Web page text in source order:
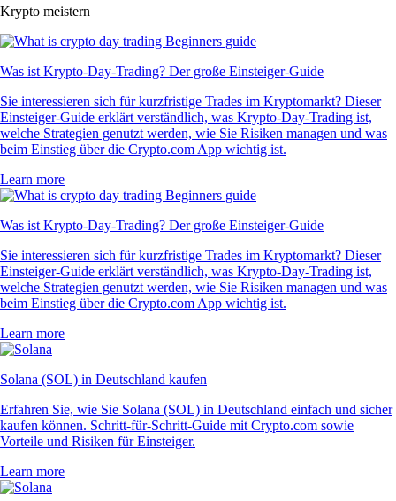
Krypto meistern
Was ist Krypto-Day-Trading? Der große Einsteiger-Guide
Sie interessieren sich für kurzfristige Trades im Kryptomarkt? Dieser
Einsteiger-Guide erklärt verständlich, was Krypto-Day-Trading ist,
welche Strategien genutzt werden, wie Sie Risiken managen und was
beim Einstieg über die Crypto.com App wichtig ist.
Learn more
Was ist Krypto-Day-Trading? Der große Einsteiger-Guide
Sie interessieren sich für kurzfristige Trades im Kryptomarkt? Dieser
Einsteiger-Guide erklärt verständlich, was Krypto-Day-Trading ist,
welche Strategien genutzt werden, wie Sie Risiken managen und was
beim Einstieg über die Crypto.com App wichtig ist.
Learn more
Solana (SOL) in Deutschland kaufen
Erfahren Sie, wie Sie Solana (SOL) in Deutschland einfach und sicher
kaufen können. Schritt-für-Schritt-Guide mit Crypto.com sowie
Vorteile und Risiken für Einsteiger.
Learn more